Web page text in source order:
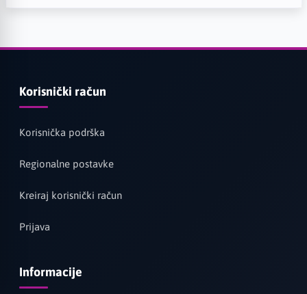
Korisnički račun
Korisnička podrška
Regionalne postavke
Kreiraj korisnički račun
Prijava
Informacije